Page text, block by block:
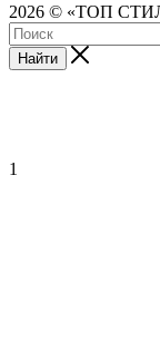
2026 © «ТОП
Найти
1